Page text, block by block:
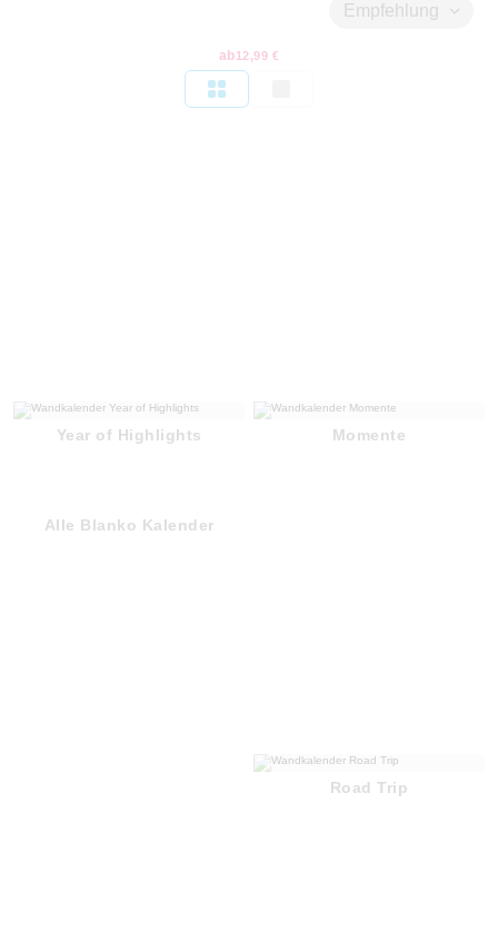
Empfehlung
ab12,99 €
Year of Highlights Momente
Road Trip
Alle Blanko Kalender